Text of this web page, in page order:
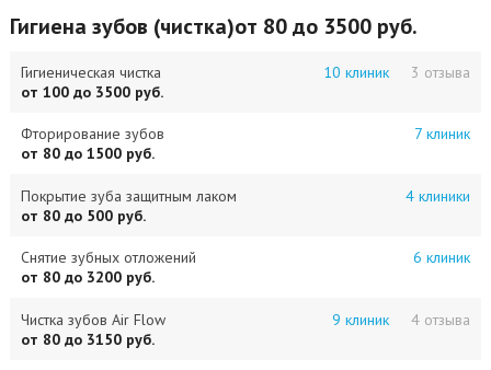
Гигиена зубов (чистка)от 80 до 3500 руб.
Гигиеническая чистка 3 отзыва
10 клиник
от 100 до 3500 руб.
Фторирование зубов
7 клиник
от 80 до 1500 руб.
Покрытие зуба защитным лаком
4 клиники
от 80 до 500 руб.
Снятие зубных отложений
6 клиник
от 80 до 3200 руб.
Чистка зубов Air Flow 4 отзыва
9 клиник
от 80 до 3150 руб.